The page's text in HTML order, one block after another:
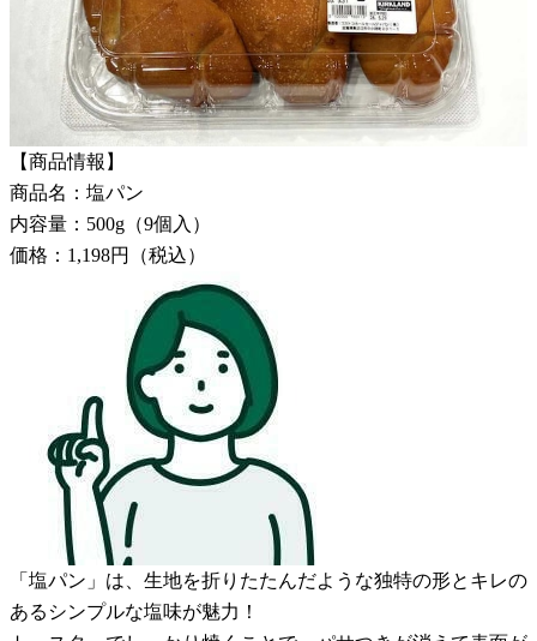
【商品情報】
商品名：塩パン
内容量：500g（9個入）
価格：1,198円（税込）
「塩パン」は、生地を折りたたんだような独特の形とキレの
あるシンプルな塩味が魅力！